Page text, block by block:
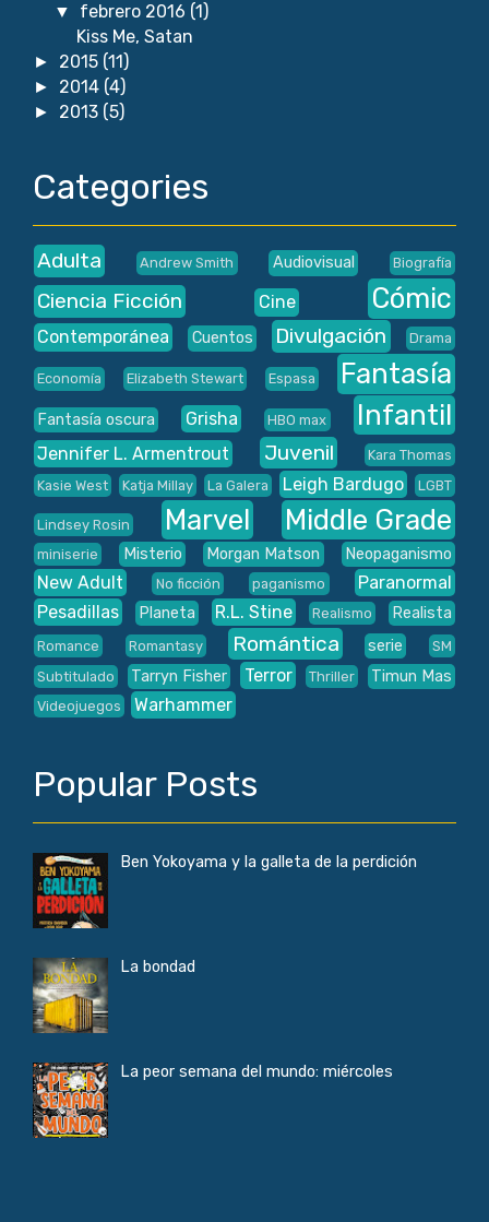
▼ febrero 2016 (1)
Kiss Me, Satan
► 2015 (11)
► 2014 (4)
► 2013 (5)
Categories
Adulta Andrew Smith Audiovisual Biografía
Ciencia Ficción Cine Cómic
Contemporánea Cuentos Divulgación Drama
Economía Elizabeth Stewart Espasa Fantasía
Fantasía oscura Grisha HBO max Infantil
Jennifer L. Armentrout Juvenil
Kara Thomas
Kasie West
Katja Millay La Galera Leigh Bardugo LGBT
Lindsey Rosin Marvel Middle Grade
miniserie Misterio Morgan Matson Neopaganismo
New Adult No ficción paganismo
Paranormal
Pesadillas
Planeta R.L. Stine Realismo Realista
Romance Romantasy Romántica serie
SM
Subtitulado
Tarryn Fisher Terror Thriller Timun Mas
Videojuegos Warhammer
Popular Posts
Ben Yokoyama y la galleta de la perdición
La bondad
La peor semana del mundo: miércoles